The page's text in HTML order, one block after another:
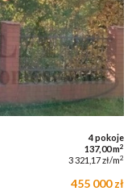
4 pokoje
137,00 m2
3 321,17 zł/m2
455 000 zł